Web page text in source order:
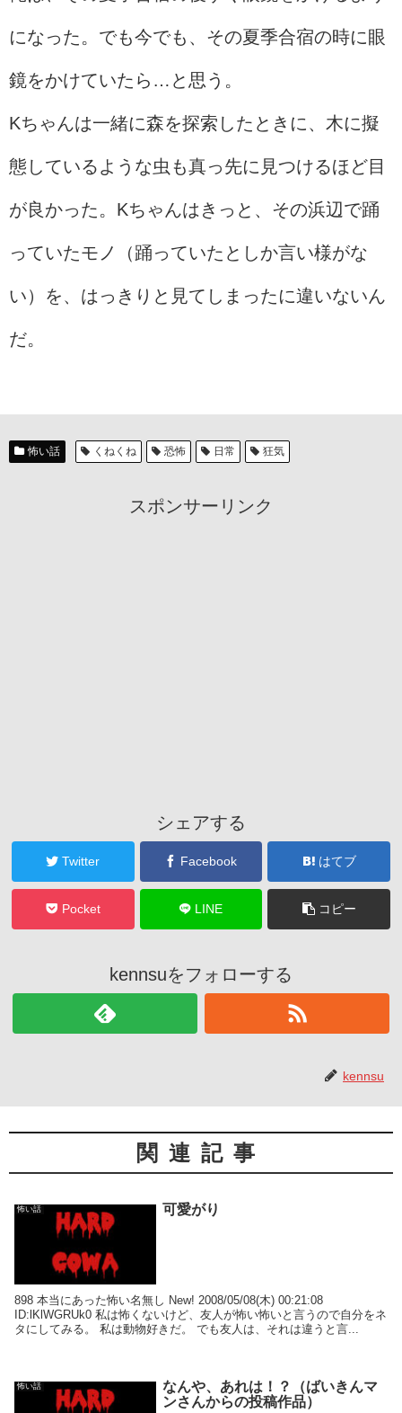
になった。でも今でも、その夏季合宿の時に眼
鏡をかけていたら…と思う。
Kちゃんは一緒に森を探索したときに、木に擬
態しているような虫も真っ先に見つけるほど目
が良かった。Kちゃんはきっと、その浜辺で踊
っていたモノ（踊っていたとしか言い様がな
い）を、はっきりと見てしまったに違いないん
だ。
怖い話 くねくね 恐怖 日常 狂気
スポンサーリンク
シェアする
Twitter Facebook はてブ
Pocket LINE コピー
kennsuをフォローする
kennsu
関連記事
怖い話 可愛がり
898 本当にあった怖い名無し New! 2008/05/08(木) 00:21:08
ID:lKlWGRUk0 私は怖くないけど、友人が怖い怖いと言うので自分をネ
タにしてみる。 私は動物好きだ。 でも友人は、それは違うと言...
怖い話
なんや、あれは！？（ばいきんマ
ンさんからの投稿作品）